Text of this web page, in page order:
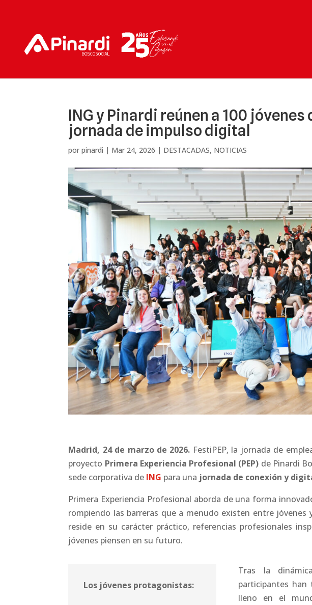
ING y Pinardi reúnen a 100
jornada de impulso digital
porpinardi | Mar 24, 2026 | DESTACADAS, NOTICIAS
Madrid, 24 de marzo de 2026. FestiPEP, la jornada de
proyecto Primera Experiencia Profesional (PEP) de Pinardi
sede corporativa de ING para una jornada de conexión y
Primera Experiencia Profesional aborda de una forma
rompiendo las barreras que a menudo existen entre jóvenes
reside en su carácter práctico, referencias profesionales
jóvenes piensen en su futuro.
Los jóvenes protagonistas:
Tras la
participantes
lleno en el